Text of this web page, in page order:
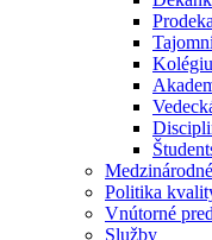
Politika
Vnútorné
Služby